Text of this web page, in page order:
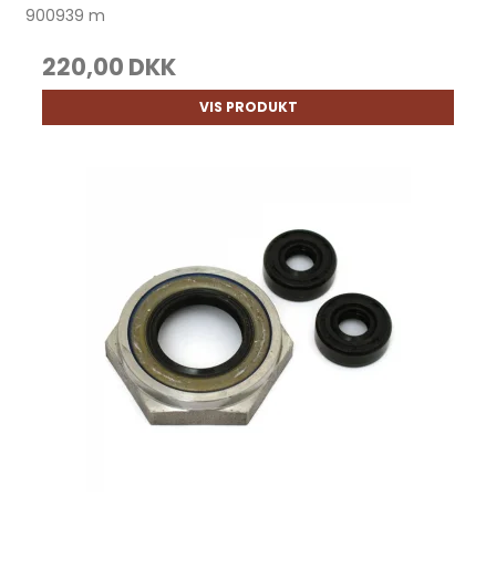
900939 m
220,00 DKK
VIS PRODUKT